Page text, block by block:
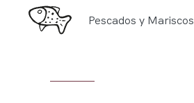
Pescados y Mariscos